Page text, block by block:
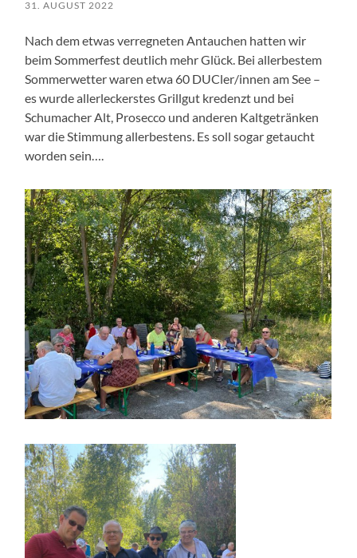
31. AUGUST 2022
Nach dem etwas verregneten Antauchen hatten wir
beim Sommerfest deutlich mehr Glück. Bei allerbestem
Sommerwetter waren etwa 60 DUCler/innen am See –
es wurde allerleckerstes Grillgut kredenzt und bei
Schumacher Alt, Prosecco und anderen Kaltgetränken
war die Stimmung allerbestens. Es soll sogar getaucht
worden sein….